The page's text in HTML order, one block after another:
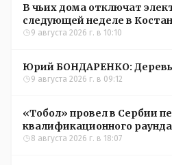
В чьих дома отключат
следующей неделе в
9 августа 2026 г. в 10:10
Юрий БОНДАРЕНКО:
9 августа 2026 г. в 09:12
«Тобол» провел в Сербии
квалификационного
УЕФА
8 августа 2026 г. в 18:07